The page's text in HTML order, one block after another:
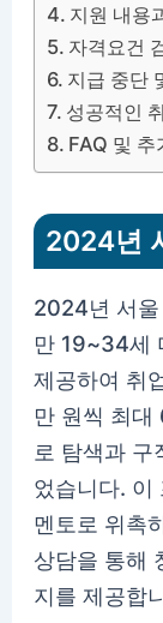
지원 내용
자격요건
지급 중단
성공적인
FAQ 및 추
2024년
2024년 서울
만 19~34세
제공하여 취
만 원씩 최대
로 탐색과 구
었습니다. 이
멘토로 위촉
상담을 통해
지를 제공합